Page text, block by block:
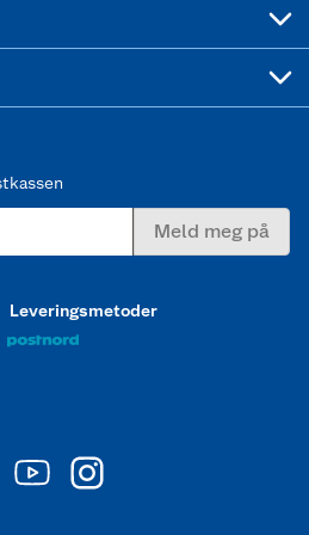
Meld meg på
Leveringsmetoder